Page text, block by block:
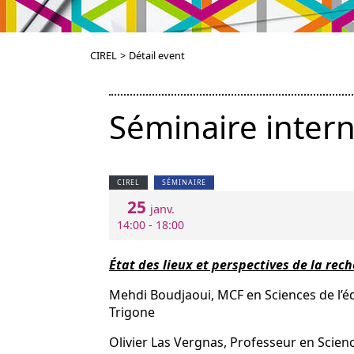
CIREL > Détail event
Séminaire
CIREL SÉMINAIRE
25 janv.
14:00 - 18:00
État des lieux et perspectives de la
Mehdi Boudjaoui, MCF en Sciences de
Trigone
Olivier Las Vergnas, Professeur en